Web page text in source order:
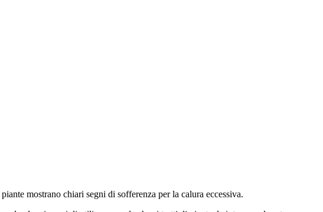
mostrano chiari segni di sofferenza per la calura eccessiva.